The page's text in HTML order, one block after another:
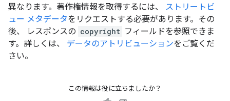
異なります。著作権情報を取得するには、
ストリートビ
ュー メタデータをリクエストする必要があります。その
後、 レスポンスの copyright フィールドを参照できま
す。詳しくは、 データのアトリビューションをご覧くだ
さい。
この情報は役に立ちましたか？